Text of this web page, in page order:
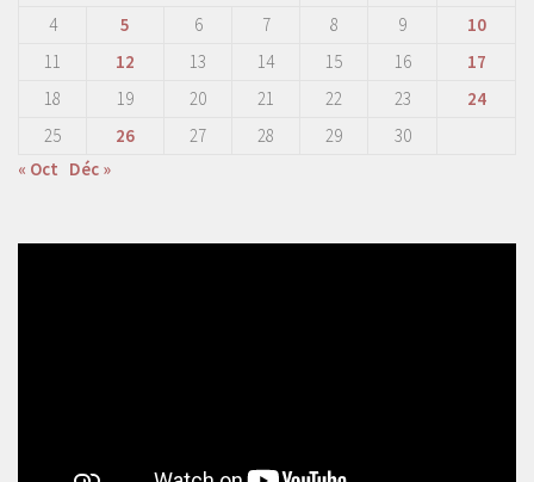
4
5 6 7 8 9
10
11
12 13 14 15 16
17
18
19 20 21 22 23
24
25
26 27 28 29
30
« Oct Déc »